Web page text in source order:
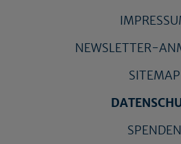
NEWSLETTER-
SITEMAP
SPENDEN